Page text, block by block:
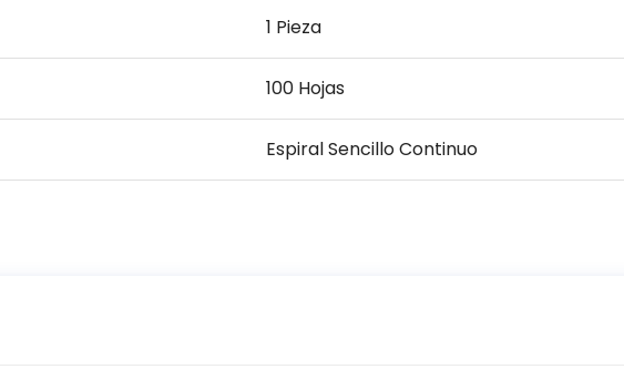
1 Pieza
100 Hojas
Espiral Sencillo Continuo